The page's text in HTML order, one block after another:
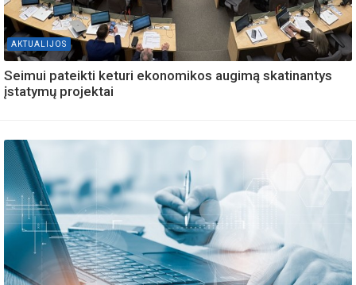
AKTUALIJOS
Seimui pateikti keturi ekonomikos augimą skatinantys
įstatymų projektai